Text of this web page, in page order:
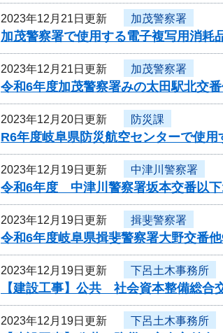
2023年12月21日更新 加茂警察署
加茂警察署で使用する電子複写用消耗
2023年12月21日更新 加茂警察署
令和6年度加茂警察署みの太田駅北交
2023年12月20日更新 防災課
R6年度岐阜県防災航空センターで使
2023年12月19日更新 中津川警察署
令和6年度 中津川警察署坂本交番以
2023年12月19日更新 揖斐警察署
令和6年度岐阜県揖斐警察署大野交番
2023年12月19日更新 下呂土木事務所
【建設工事】公共 社会資本整備総合
2023年12月19日更新 下呂土木事務所